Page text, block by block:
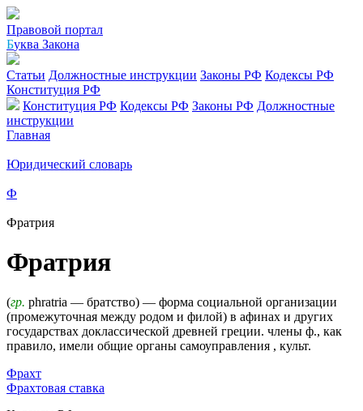
Правовой портал
Буква Закона
Статьи Должностные инструкции Законы РФ Кодексы РФ
Конституция РФ
Конституция РФ Кодексы РФ Законы РФ Должностные
инструкции
Главная
Юридический словарь
Ф
Фратрия
Фратрия
(гр. phratria — братство) — форма социальной организации
(промежуточная между родом и филой) в афинах и других
государствах доклассической древней греции. члены ф., как
правило, имели общие органы самоуправления , культ.
Фрахт
Фрахтовая ставка